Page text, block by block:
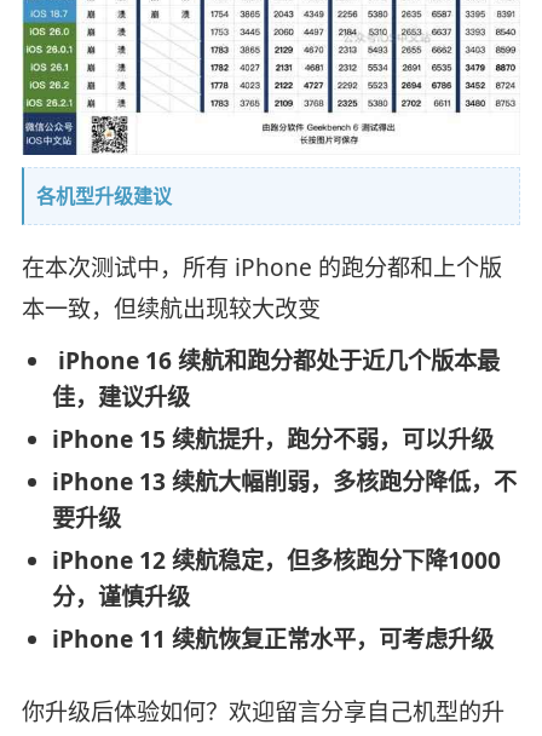
各机型升级建议
在本次测试中，所有 iPhone 的跑分都和上个版
本一致，但续航出现较大改变
iPhone 16 续航和跑分都处于近几个版本最
佳，建议升级
iPhone 15 续航提升，跑分不弱，可以升级
iPhone 13 续航大幅削弱，多核跑分降低，不
要升级
iPhone 12 续航稳定，但多核跑分下降1000
分，谨慎升级
iPhone 11 续航恢复正常水平，可考虑升级
你升级后体验如何？欢迎留言分享自己机型的升